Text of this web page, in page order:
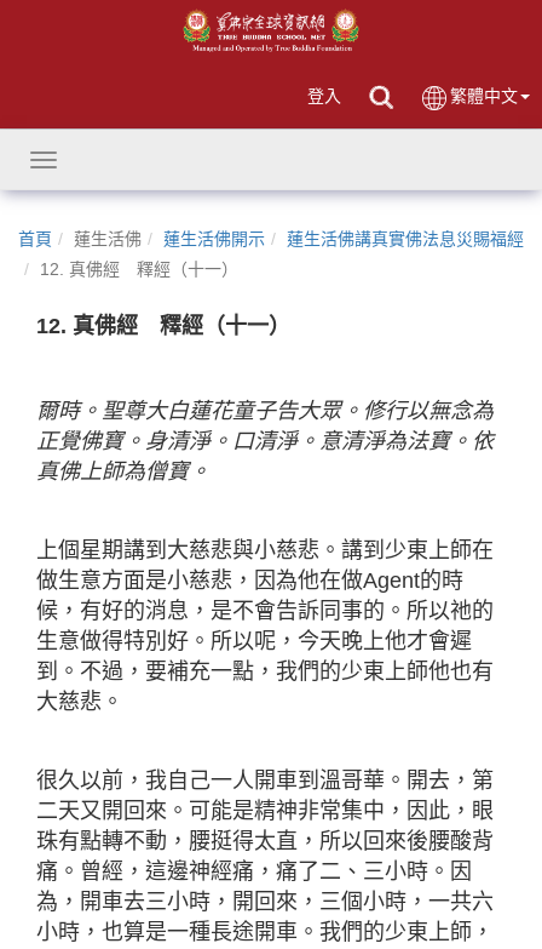
登入 繁體中文
Toggle
navigation
首頁 蓮生活佛 蓮生活佛開示
蓮生活佛講真實佛法息災賜福經
12. 真佛經 釋經（十一）
12. 真佛經 釋經（十一）
爾時。聖尊大白蓮花童子告大眾。修行以無念為
正覺佛寶。身清淨。口清淨。意清淨為法寶。依
真佛上師為僧寶。
上個星期講到大慈悲與小慈悲。講到少東上師在
做生意方面是小慈悲，因為他在做Agent的時
候，有好的消息，是不會告訴同事的。所以祂的
生意做得特別好。所以呢，今天晚上他才會遲
到。不過，要補充一點，我們的少東上師他也有
大慈悲。
很久以前，我自己一人開車到溫哥華。開去，第
二天又開回來。可能是精神非常集中，因此，眼
珠有點轉不動，腰挺得太直，所以回來後腰酸背
痛。曾經，這邊神經痛，痛了二、三小時。因
為，開車去三小時，開回來，三個小時，一共六
小時，也算是一種長途開車。我們的少東上師，